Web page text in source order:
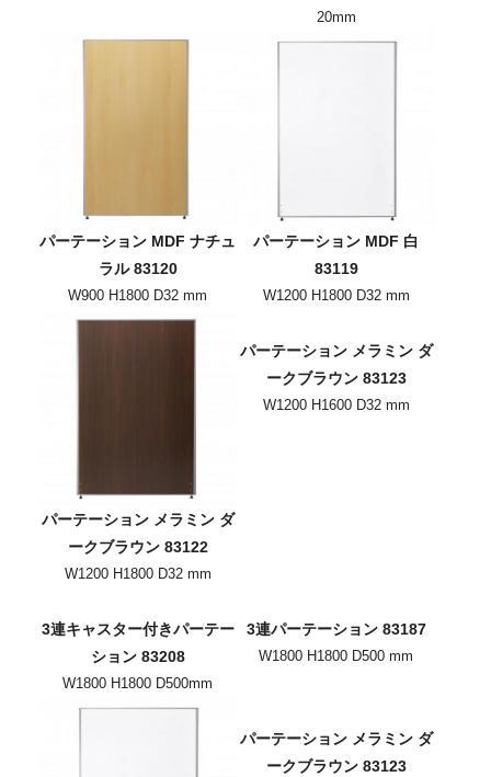
20mm
パーテーション MDF ナチュ
ラル 83120
W900 H1800 D32 mm
パーテーション MDF 白
83119
W1200 H1800 D32 mm
パーテーション メラミン ダ
ークブラウン 83122
W1200 H1800 D32 mm
パーテーション メラミン ダ
ークブラウン 83123
W1200 H1600 D32 mm
3連キャスター付きパーテー
ション 83208
W1800 H1800 D500mm
3連パーテーション 83187
W1800 H1800 D500 mm
パーテーション メラミン ダ
ークブラウン 83123